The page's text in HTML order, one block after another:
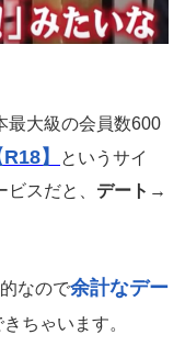
最大級の会員数600
】
というサイ
スだと、 デート→
なので余計なデー
ちゃいます。